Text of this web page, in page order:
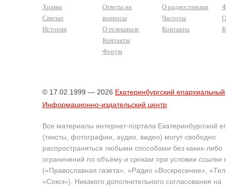
Храмы
Святые
История
Ответы на
вопросы
О телеканале
Контакты
Форум
О радиостанции
Частоты
Контакты
© 17.02.1999 — 2026 Екатеринбургский епархиальный
Информационно-издательский центр
Все материалы интернет-портала Екатеринбургской
(тексты, фотографии, аудио, видео) могут свободно
распространяться любыми способами без каких-либо
ограничений по объёму и срокам при условии ссылки
(«Православная газета», «Радио «Воскресение»,
«Союз»). Никакого дополнительного согласования на